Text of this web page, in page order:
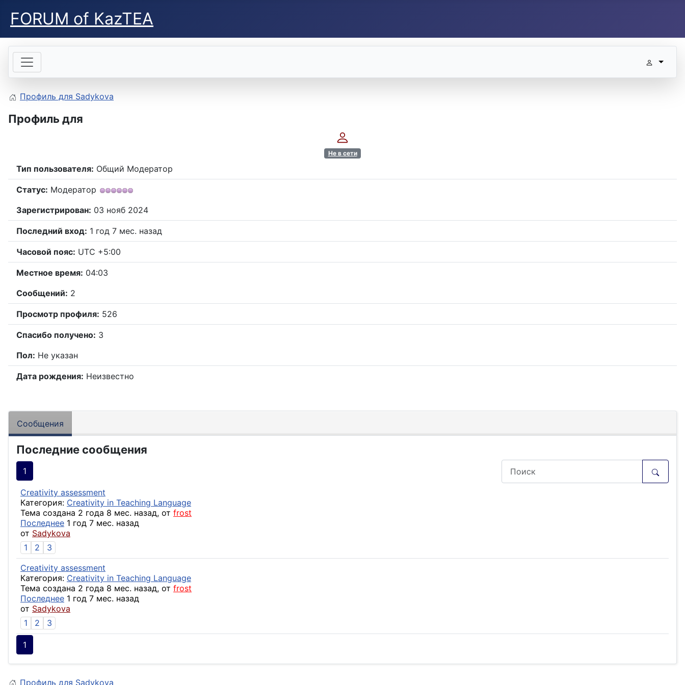
FORUM of KazTEA
Профиль для Sadykova
Профиль для
Не в сети
Тип пользователя: Общий Модератор
Статус: Модератор
Зарегистрирован: 03 нояб 2024
Последний вход: 1 год 7 мес. назад
Часовой пояс: UTC +5:00
Местное время: 04:03
Сообщений: 2
Просмотр профиля: 526
Спасибо получено: 3
Пол: Не указан
Дата рождения: Неизвестно
Сообщения
Последние сообщения
1
Creativity assessment
Категория: Creativity in Teaching Language
Тема создана 2 года 8 мес. назад, от frost
Последнее 1 год 7 мес. назад
от Sadykova
1
2
3
Creativity assessment
Категория: Creativity in Teaching Language
Тема создана 2 года 8 мес. назад, от frost
Последнее 1 год 7 мес. назад
от Sadykova
1
2 3
1
Профиль для Sadykova